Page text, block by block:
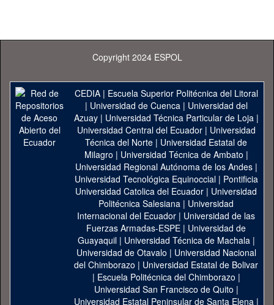
Copyright 2024 ESPOL
CEDIA| Escuela Superior Politécnica del Litoral
| Universidad de Cuenca| Universidad del
Azuay| Universidad Técnica Particular de Loja|
Universidad Central del Ecuador| Universidad
Técnica del Norte | Universidad Estatal de
Milagro | Universidad Técnica de Ambato |
Universidad Regional Autónoma de los Andes|
Universidad Tecnológica Equinoccial| Pontificia
Universidad Catolica del Ecuador | Universidad
Politécnica Salesiana | Universidad
Internacional del Ecuador | Universidad de las
Fuerzas Armadas-ESPE | Universidad de
Guayaquil| Universidad Técnica de Machala|
Universidad de Otavalo | Universidad Nacional
del Chimborazo | Universidad Estatal de Bolivar
| Escuela Politécnica del Chimborazo |
Universidad San Francisco de Quito |
Universidad Estatal Peninsular de Santa Elena|